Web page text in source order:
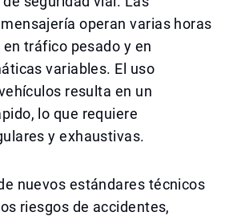
operan varias horas
tráfico pesado y en
variables. El uso
resulta en un
lo que requiere
y exhaustivas.
nuevos estándares técnicos
riesgos de accidentes,